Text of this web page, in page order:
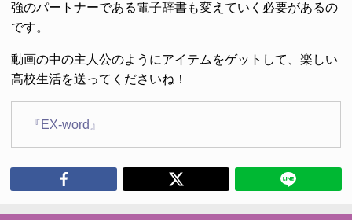
強のパートナーである電子辞書も変えていく必要があるの
です。
動画の中の主人公のようにアイテムをゲットして、楽しい
高校生活を送ってくださいね！
『EX-word』